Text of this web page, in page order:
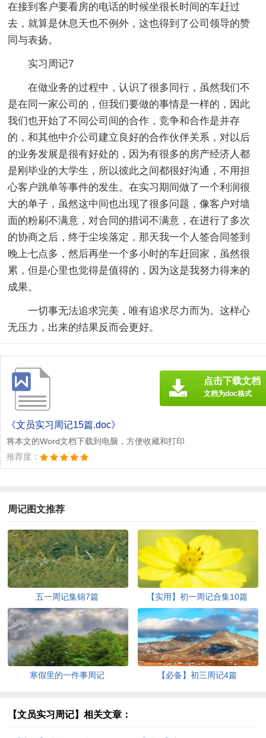
在接到客户要看房的电话的时候坐很长时间的车赶过
去，就算是休息天也不例外，这也得到了公司领导的赞
同与表扬。
实习周记7
在做业务的过程中，认识了很多同行，虽然我们不
是在同一家公司的，但我们要做的事情是一样的，因此
我们也开始了不同公司间的合作，竞争和合作是并存
的，和其他中介公司建立良好的合作伙伴关系，对以后
的业务发展是很有好处的，因为有很多的房产经济人都
是刚毕业的大学生，所以彼此之间都很好沟通，不用担
心客户跳单等事件的发生。在实习期间做了一个利润很
大的单子，虽然这中间也出现了很多问题，像客户对墙
面的粉刷不满意，对合同的措词不满意，在进行了多次
的协商之后，终于尘埃落定，那天我一个人签合同签到
晚上七点多，然后再坐一个多小时的车赶回家，虽然很
累，但是心里也觉得是值得的，因为这是我努力得来的
成果。
一切事无法追求完美，唯有追求尽力而为。这样心
无压力，出来的结果反而会更好。
《文员实习周记15篇.doc》
将本文的Word文档下载到电脑，方便收藏和打印
推荐度：
点击下载文档
文档为doc格式
周记图文推荐
五一周记集锦7篇 【实用】初一周记合集10篇
寒假里的一件事周记 【必备】初三周记4篇
【文员实习周记】相关文章：